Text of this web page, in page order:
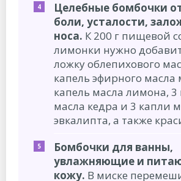
Целебные бомбочки
боли, усталости,
носа. К 200 г пищевой
лимонки нужно
ложку облепихового
капель эфирного масла
капель масла лимона, 3
масла кедра и 3 капли
эвкалипта, а также
Бомбочки для ванны,
увлажняющие и
кожу. В миске